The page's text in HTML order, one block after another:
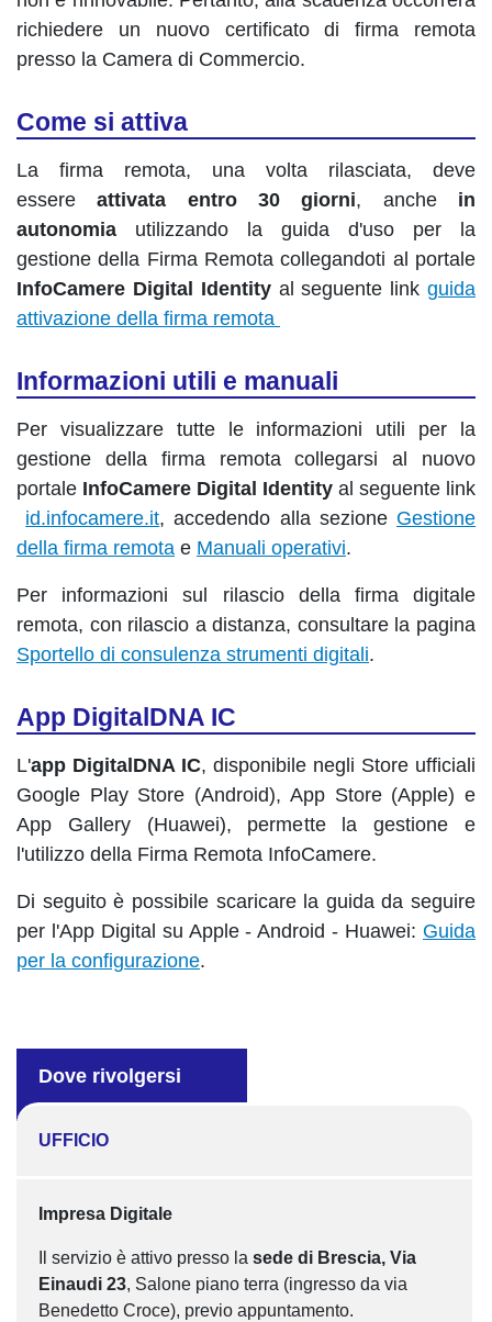
richiedere un nuovo certificato di firma remota
presso la Camera di Commercio.
Come si attiva
La firma remota, una volta rilasciata, deve
essere attivata entro 30 giorni, anche in
autonomia utilizzando la guida d'uso per la
gestione della Firma Remota collegandoti al portale
InfoCamere Digital Identityal seguente linkguida
attivazione della firma remota
Informazioni utili e manuali
Per visualizzare tutte le informazioni utili per la
gestione della firma remota collegarsi al nuovo
portale InfoCamere Digital Identity al seguente link
id.infocamere.it, accedendo alla sezione Gestione
della firma remota e Manuali operativi.
Per informazioni sul rilascio della firma digitale
remota, con rilascio a distanza, consultare la pagina
Sportello di consulenza strumenti digitali.
App DigitalDNA IC
L'app DigitalDNA IC, disponibile negli Store ufficiali
Google Play Store (Android), App Store (Apple) e
App Gallery (Huawei), permette la gestione e
l'utilizzo della Firma Remota InfoCamere.
Di seguito è possibile scaricare la guida da seguire
per l'App Digital su Apple - Android - Huawei: Guida
per la configurazione.
Dove rivolgersi
UFFICIO
Impresa Digitale
Il servizio è attivo presso la sede di Brescia, Via
Einaudi 23, Salone piano terra (ingresso da via
Benedetto Croce), previo appuntamento.